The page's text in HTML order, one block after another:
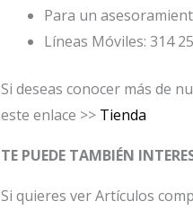
Para un
Líneas Móviles: 314
Si deseas conocer más de
este enlace >> Tienda
TE PUEDE TAMBIÉN
Si quieres ver Artículos